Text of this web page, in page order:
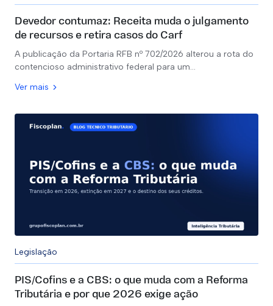
Devedor contumaz: Receita muda o julgamento
de recursos e retira casos do Carf
A publicação da Portaria RFB nº 702/2026 alterou a rota do
contencioso administrativo federal para um…
Ver mais
Legislação
PIS/Cofins e a CBS: o que muda com a Reforma
Tributária e por que 2026 exige ação